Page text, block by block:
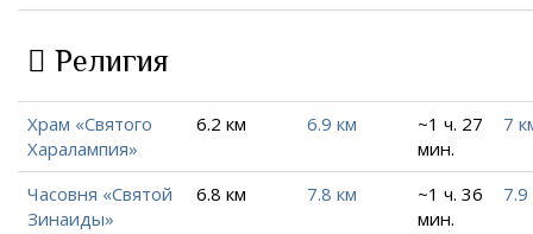
Религия
Храм «Святого
Харалампия»
6.2 км 6.9 км
~1 ч. 27
мин.
7
Часовня «Cвятой
Зинаиды»
6.8 км 7.8 км
~1 ч. 36
мин.